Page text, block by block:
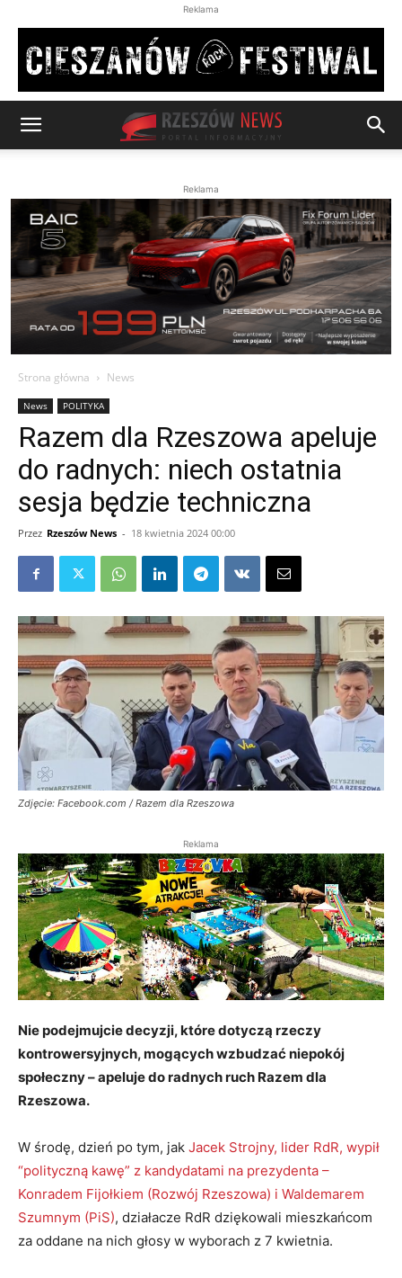
Reklama
Reklama
Strona główna News
News POLITYKA
Razem dla Rzeszowa apeluje
do radnych: niech ostatnia
sesja będzie techniczna
Przez Rzeszów News - 18 kwietnia 2024 00:00
Zdjęcie: Facebook.com / Razem dla Rzeszowa
Reklama
Nie podejmujcie decyzji, które dotyczą rzeczy
kontrowersyjnych, mogących wzbudzać niepokój
społeczny – apeluje do radnych ruch Razem dla
Rzeszowa.
W środę, dzień po tym, jak Jacek Strojny, lider RdR, wypił
“polityczną kawę” z kandydatami na prezydenta –
Konradem Fijołkiem (Rozwój Rzeszowa) i Waldemarem
Szumnym (PiS), działacze RdR dziękowali mieszkańcom
za oddane na nich głosy w wyborach z 7 kwietnia.